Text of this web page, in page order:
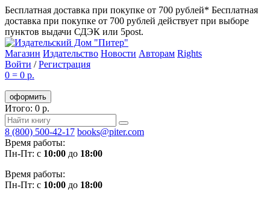
Бесплатная доставка при покупке от 700 рублей* Бесплатная
доставка при покупке от 700 рублей действует при выборе
пунктов выдачи СДЭК или 5post.
Магазин Издательство Новости Авторам Rights
Войти /Регистрация
0 = 0 р.
оформить
Итого: 0 р.
8 (800) 500-42-17 books@piter.com
Время работы:
Пн-Пт: с 10:00 до 18:00
Время работы:
Пн-Пт: с 10:00 до 18:00